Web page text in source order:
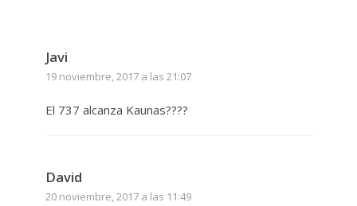
Javi
19 noviembre, 2017 a las 21:07
El 737 alcanza Kaunas????
David
20 noviembre, 2017 a las 11:49